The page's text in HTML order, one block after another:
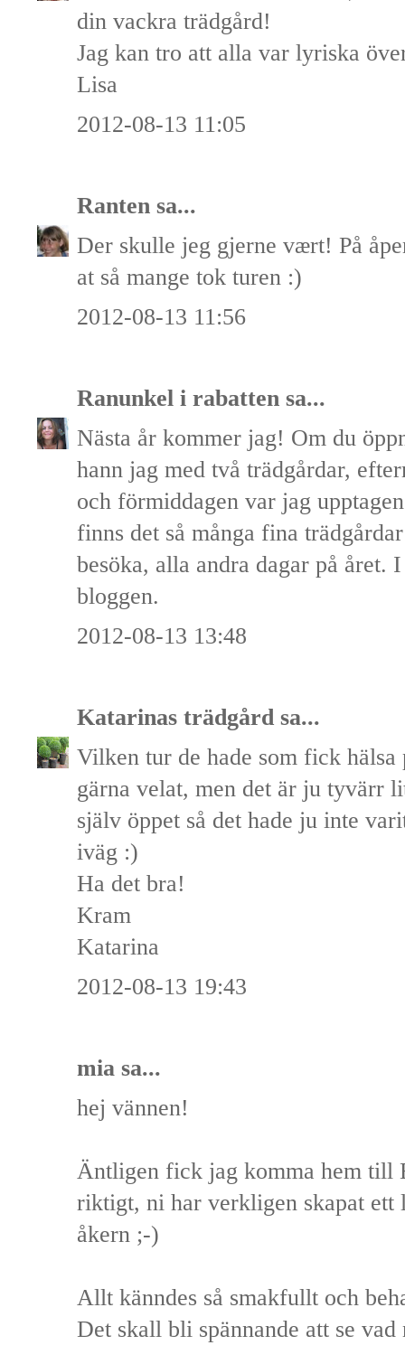
din vackra trädgård!
Jag kan tro att alla var lyriska
Lisa
2012-08-13 11:05
Ranten sa...
Der skulle jeg gjerne vært! På
at så mange tok turen :)
2012-08-13 11:56
Ranunkel i rabatten sa...
Nästa år kommer jag! Om du
hann jag med två trädgårdar,
och förmiddagen var jag
finns det så många fina
besöka, alla andra dagar på året.
bloggen.
2012-08-13 13:48
Katarinas trädgård sa...
Vilken tur de hade som fick
gärna velat, men det är ju tyvärr
själv öppet så det hade ju inte
iväg :)
Ha det bra!
Kram
Katarina
2012-08-13 19:43
mia sa...
hej vännen!
Äntligen fick jag komma hem till
riktigt, ni har verkligen skapat ett
åkern ;-)
Allt känndes så smakfullt och
Det skall bli spännande att se